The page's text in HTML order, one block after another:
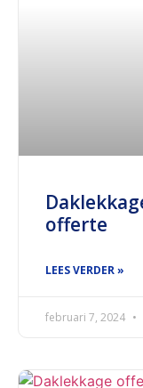
offerte
LEES VERDER »
februari 7, 2024